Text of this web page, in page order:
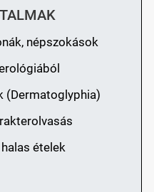
népszokások
(Dermatoglyphia)
ételek